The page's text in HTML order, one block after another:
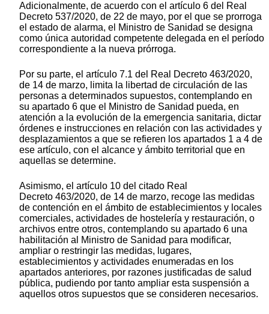
Adicionalmente, de acuerdo con el artículo 6 del Real
Decreto 537/2020, de 22 de mayo, por el que se prorroga
el estado de alarma, el Ministro de Sanidad se designa
como única autoridad competente delegada en el período
correspondiente a la nueva prórroga.
Por su parte, el artículo 7.1 del Real Decreto 463/2020,
de 14 de marzo, limita la libertad de circulación de las
personas a determinados supuestos, contemplando en
su apartado 6 que el Ministro de Sanidad pueda, en
atención a la evolución de la emergencia sanitaria, dictar
órdenes e instrucciones en relación con las actividades y
desplazamientos a que se refieren los apartados 1 a 4 de
ese artículo, con el alcance y ámbito territorial que en
aquellas se determine.
Asimismo, el artículo 10 del citado Real
Decreto 463/2020, de 14 de marzo, recoge las medidas
de contención en el ámbito de establecimientos y locales
comerciales, actividades de hostelería y restauración, o
archivos entre otros, contemplando su apartado 6 una
habilitación al Ministro de Sanidad para modificar,
ampliar o restringir las medidas, lugares,
establecimientos y actividades enumeradas en los
apartados anteriores, por razones justificadas de salud
pública, pudiendo por tanto ampliar esta suspensión a
aquellos otros supuestos que se consideren necesarios.